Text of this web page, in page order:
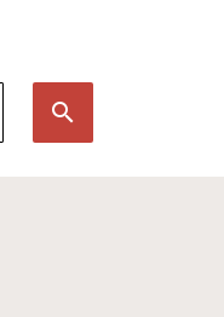
search
search